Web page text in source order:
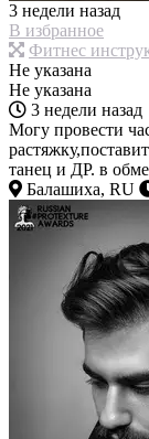
3 недели назад
В избранное
Фитнес
Не указана
Не указана
3 недели назад
Могу провести
танец и ДР. в
Балашиха, RU